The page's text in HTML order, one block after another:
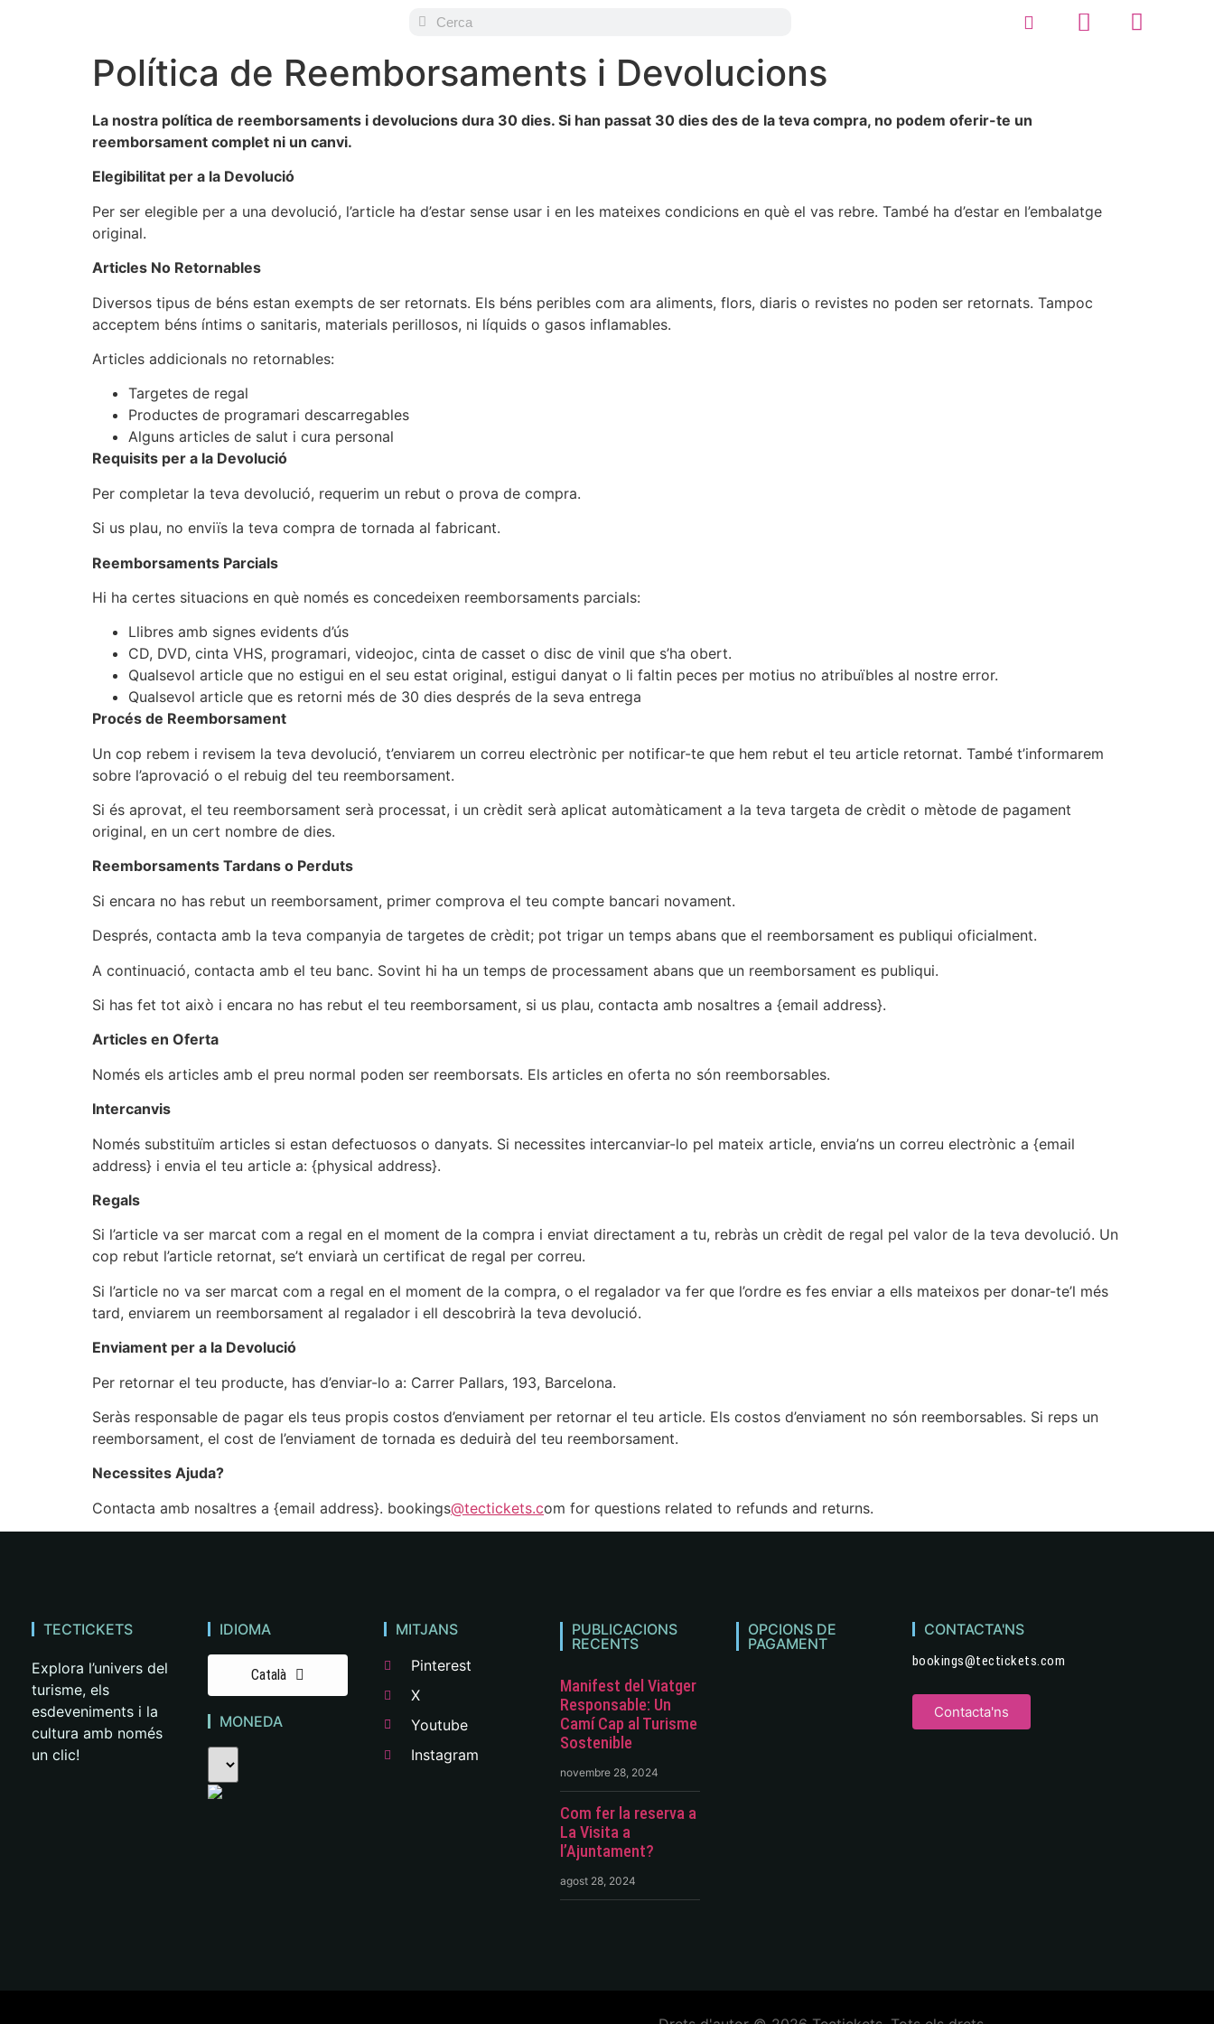
Política de Reemborsaments i Devolucions
La nostra política de reemborsaments i devolucions dura 30 dies. Si han passat 30 dies des de la teva compra, no podem oferir-te un
reemborsament complet ni un canvi.
Elegibilitat per a la Devolució
Per ser elegible per a una devolució, l’article ha d’estar sense usar i en les mateixes condicions en què el vas rebre. També ha d’estar en l’embalatge
original.
Articles No Retornables
Diversos tipus de béns estan exempts de ser retornats. Els béns peribles com ara aliments, flors, diaris o revistes no poden ser retornats. Tampoc
acceptem béns íntims o sanitaris, materials perillosos, ni líquids o gasos inflamables.
Articles addicionals no retornables:
Targetes de regal
Productes de programari descarregables
Alguns articles de salut i cura personal
Requisits per a la Devolució
Per completar la teva devolució, requerim un rebut o prova de compra.
Si us plau, no enviïs la teva compra de tornada al fabricant.
Reemborsaments Parcials
Hi ha certes situacions en què només es concedeixen reemborsaments parcials:
Llibres amb signes evidents d’ús
CD, DVD, cinta VHS, programari, videojoc, cinta de casset o disc de vinil que s’ha obert.
Qualsevol article que no estigui en el seu estat original, estigui danyat o li faltin peces per motius no atribuïbles al nostre error.
Qualsevol article que es retorni més de 30 dies després de la seva entrega
Procés de Reemborsament
Un cop rebem i revisem la teva devolució, t’enviarem un correu electrònic per notificar-te que hem rebut el teu article retornat. També t’informarem
sobre l’aprovació o el rebuig del teu reemborsament.
Si és aprovat, el teu reemborsament serà processat, i un crèdit serà aplicat automàticament a la teva targeta de crèdit o mètode de pagament
original, en un cert nombre de dies.
Reemborsaments Tardans o Perduts
Si encara no has rebut un reemborsament, primer comprova el teu compte bancari novament.
Després, contacta amb la teva companyia de targetes de crèdit; pot trigar un temps abans que el reemborsament es publiqui oficialment.
A continuació, contacta amb el teu banc. Sovint hi ha un temps de processament abans que un reemborsament es publiqui.
Si has fet tot això i encara no has rebut el teu reemborsament, si us plau, contacta amb nosaltres a {email address}.
Articles en Oferta
Només els articles amb el preu normal poden ser reemborsats. Els articles en oferta no són reemborsables.
Intercanvis
Només substituïm articles si estan defectuosos o danyats. Si necessites intercanviar-lo pel mateix article, envia’ns un correu electrònic a {email
address} i envia el teu article a: {physical address}.
Regals
Si l’article va ser marcat com a regal en el moment de la compra i enviat directament a tu, rebràs un crèdit de regal pel valor de la teva devolució. Un
cop rebut l’article retornat, se’t enviarà un certificat de regal per correu.
Si l’article no va ser marcat com a regal en el moment de la compra, o el regalador va fer que l’ordre es fes enviar a ells mateixos per donar-te’l més
tard, enviarem un reemborsament al regalador i ell descobrirà la teva devolució.
Enviament per a la Devolució
Per retornar el teu producte, has d’enviar-lo a: Carrer Pallars, 193, Barcelona.
Seràs responsable de pagar els teus propis costos d’enviament per retornar el teu article. Els costos d’enviament no són reemborsables. Si reps un
reemborsament, el cost de l’enviament de tornada es deduirà del teu reemborsament.
Necessites Ajuda?
Contacta amb nosaltres a {email address}. bookings@tectickets.com for questions related to refunds and returns.
TECTICKETS
Explora l’univers del
turisme, els
esdeveniments i la
cultura amb només
un clic!
IDIOMA
Català
MONEDA
MITJANS
Pinterest
X
Youtube
Instagram
PUBLICACIONS
RECENTS
Manifest del Viatger
Responsable: Un
Camí Cap al Turisme
Sostenible
novembre 28, 2024
Com fer la reserva a
La Visita a
l’Ajuntament?
agost 28, 2024
OPCIONS DE
PAGAMENT
CONTACTA'NS
bookings@tectickets.com
Contacta'ns